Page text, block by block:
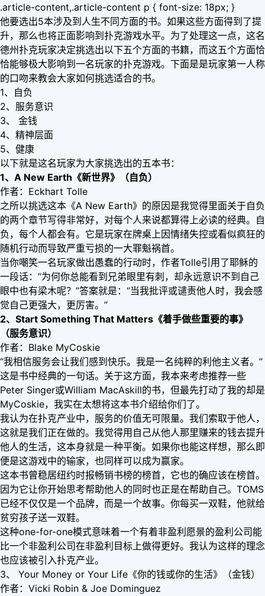
.article-content,.article-content p { font-size: 18px; }
他要选出5本涉及到人生不同方面的书。如果这些方面得到了提
升，那么也将正面影响到扑克游戏水平。为了处理这一点，这名
德州扑克玩家决定挑选出以下五个方面的书籍，而这五个方面恰
恰能够极大影响到一名玩家的扑克游戏。下面是是玩家第一人称
的口吻来教会大家如何挑选适合的书。
1、自负
2、服务意识
3、 金钱
4、精神层面
5、健康
以下就是这名玩家为大家挑选出的五本书：
1、A New Earth《新世界》（自负）
作者：Eckhart Tolle
之所以挑选这本《A New Earth》的原因是我觉得里面关于自负
的两个章节写得非常好，对每个人来说都算得上必读的经典。自
负，每个人都会有。它是玩家在牌桌上因情绪失控或看似疯狂的
随机行动而导致严重亏损的一大罪魁祸首。
当你嘲笑一名玩家做出愚蠢的行动时，作者Tolle引用了耶稣的
一段话：“为何你总能看到兄弟眼里有刺，却永远意识不到自己
眼中也有梁木呢？”答案就是：“当我批评或谴责他人时，我会感
觉自己更强大，更厉害。”
2、Start Something That Matters《着手做些重要的事》
（服务意识）
作者：Blake MyCoskie
“我相信服务会让我们感到快乐。我是一名纯粹的利他主义者。”
这是书中经典的一句话。关于这方面，我本来考虑推荐一些
Peter Singer或William MacAskill的书，但最先打动了我的却是
MyCoskie，我实在太想将这本书介绍给你们了。
我认为在扑克产业中，服务的价值无可限量。我们索取于他人，
这就是我们正在做的。我觉得用自己从他人那里赚来的钱去提升
他人的生活，这本身就是一种平衡。如果你也能这样想，那么即
便是这游戏中的输家，也同样可以成为赢家。
这本书曾稳居纽约时报畅销书榜的榜首，它也的确应该在榜首。
因为它让你开始思考帮助他人的同时也正是在帮助自己。TOMS
已经不仅仅是一个品牌，而是一个故事。你每买一双鞋，他就给
贫穷孩子送一双鞋。
这种one-for-one模式意味着一个有着非盈利愿景的盈利公司能
比一个非盈利公司在非盈利目标上做得更好。我认为这样的理念
也应该被引入扑克产业。
3、 Your Money or Your Life《你的钱或你的生活》（金钱）
作者：Vicki Robin & Joe Dominguez